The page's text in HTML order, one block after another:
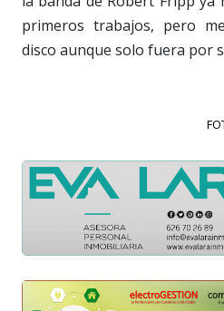
primeros trabajos, pero
disco aunque solo fuera por